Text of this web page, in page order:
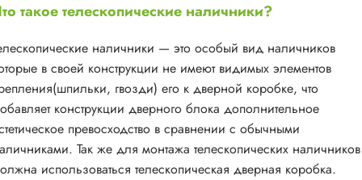
такое телескопические наличники?
наличники — это особый вид наличников
в своей конструкции не имеют видимых элементов
гвозди) его к дверной коробке, что
конструкции дверного блока дополнительное
превосходство в сравнении с обычными
Так же для монтажа телескопических наличников
использоваться телескопическая дверная коробка.